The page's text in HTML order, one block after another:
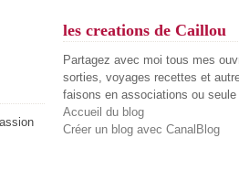
les creations de Caillou
Partagez avec moi tous mes
sorties, voyages recettes et
faisons en associations ou seule
Accueil du blog
Créer un blog avec CanalBlog